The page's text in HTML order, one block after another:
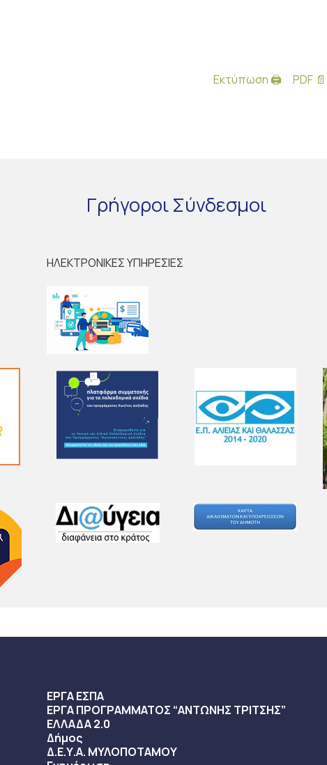
Εκτύπωση 🖨 PDF 📄
ΓρήγοροιΣύνδεσμοι
ΗΛΕΚΤΡΟΝΙΚΕΣ ΥΠΗΡΕΣΙΕΣ
ΕΡΓΑ ΕΣΠΑ
ΕΡΓΑ ΠΡΟΓΡΑΜΜΑΤΟΣ “ΑΝΤΩΝΗΣ ΤΡΙΤΣΗΣ”
ΕΛΛΑΔΑ 2.0
Δήμος
Δ.Ε.Υ.Α. ΜΥΛΟΠΟΤΑΜΟΥ